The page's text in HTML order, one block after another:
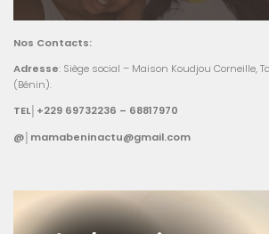
Nos Contacts:
Adresse: Siège social – Maison Koudjou Corneille,
(Bénin).
TEL│+229 69732236 – 68817970
@│mamabeninactu@gmail.com